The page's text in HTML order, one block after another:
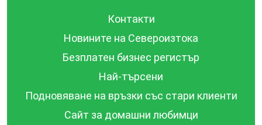
Контакти
Новините на Североизтока
Безплатен бизнес регистър
Най-търсени
Подновяване на връзки със стари клиенти
Сайт за домашни любимци